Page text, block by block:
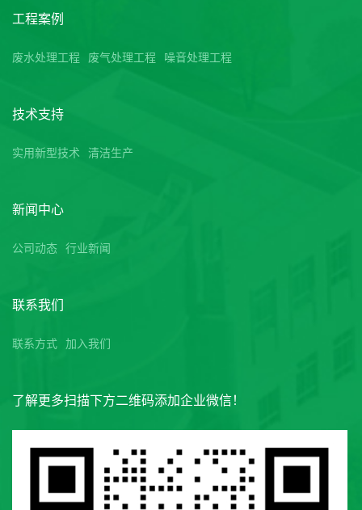
工程案例
废水处理工程 废气处理工程 噪音处理工程
技术支持
实用新型技术 清洁生产
新闻中心
公司动态 行业新闻
联系我们
联系方式 加入我们
了解更多扫描下方二维码添加企业微信！